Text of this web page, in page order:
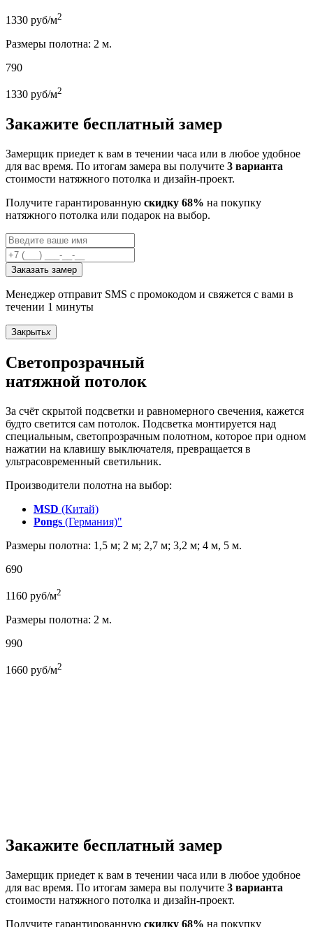
1330 руб/м2
Размеры полотна: 2 м.
790
1330 руб/м2
Закажите бесплатный замер
Замерщик приедет к вам в течении часа или в любое удобное
для вас время. По итогам замера вы получите 3 варианта
стоимости натяжного потолка и дизайн-проект.
Получите гарантированную скидку 68% на покупку
натяжного потолка или подарок на выбор.
Заказать замер
Менеджер отправит SMS с промокодом и свяжется с вами в
течении 1 минуты
Закрытьx
Светопрозрачный
натяжной потолок
За счёт скрытой подсветки и равномерного свечения, кажется
будто светится сам потолок. Подсветка монтируется над
специальным, светопрозрачным полотном, которое при одном
нажатии на клавишу выключателя, превращается в
ультрасовременный светильник.
Производители полотна на выбор:
MSD (Китай)
Pongs (Германия)"
Размеры полотна: 1,5 м; 2 м; 2,7 м; 3,2 м; 4 м, 5 м.
690
1160 руб/м2
Размеры полотна: 2 м.
990
1660 руб/м2
Закажите бесплатный замер
Замерщик приедет к вам в течении часа или в любое удобное
для вас время. По итогам замера вы получите 3 варианта
стоимости натяжного потолка и дизайн-проект.
Получите гарантированную скидку 68% на покупку